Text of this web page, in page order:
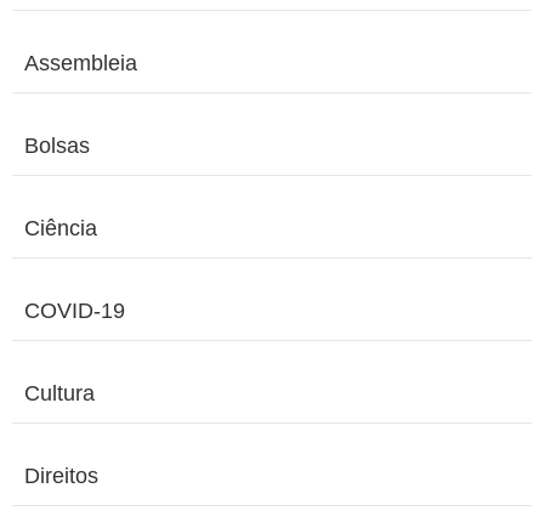
Assembleia
Bolsas
Ciência
COVID-19
Cultura
Direitos